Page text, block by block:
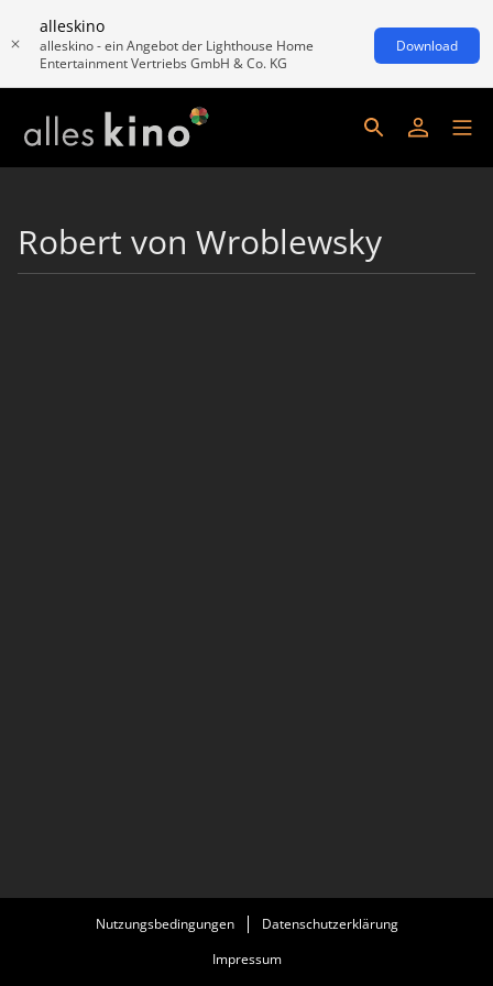
alleskino
alleskino - ein Angebot der Lighthouse Home
Entertainment Vertriebs GmbH & Co. KG
Download
Robert von Wroblewsky
Nutzungsbedingungen
Datenschutzerklärung
Impressum